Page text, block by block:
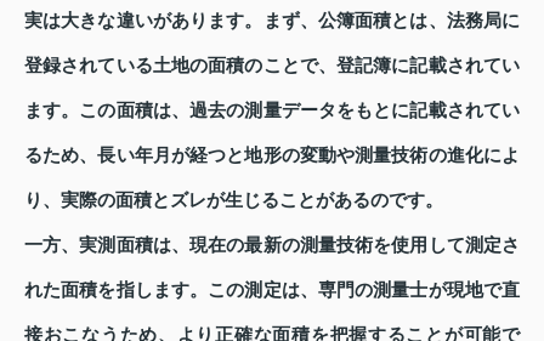
実は大きな違いがあります。まず、公簿面積とは、法務局に
登録されている土地の面積のことで、登記簿に記載されてい
ます。この面積は、過去の測量データをもとに記載されてい
るため、長い年月が経つと地形の変動や測量技術の進化によ
り、実際の面積とズレが生じることがあるのです。
一方、実測面積は、現在の最新の測量技術を使用して測定さ
れた面積を指します。この測定は、専門の測量士が現地で直
接おこなうため、より正確な面積を把握することが可能で